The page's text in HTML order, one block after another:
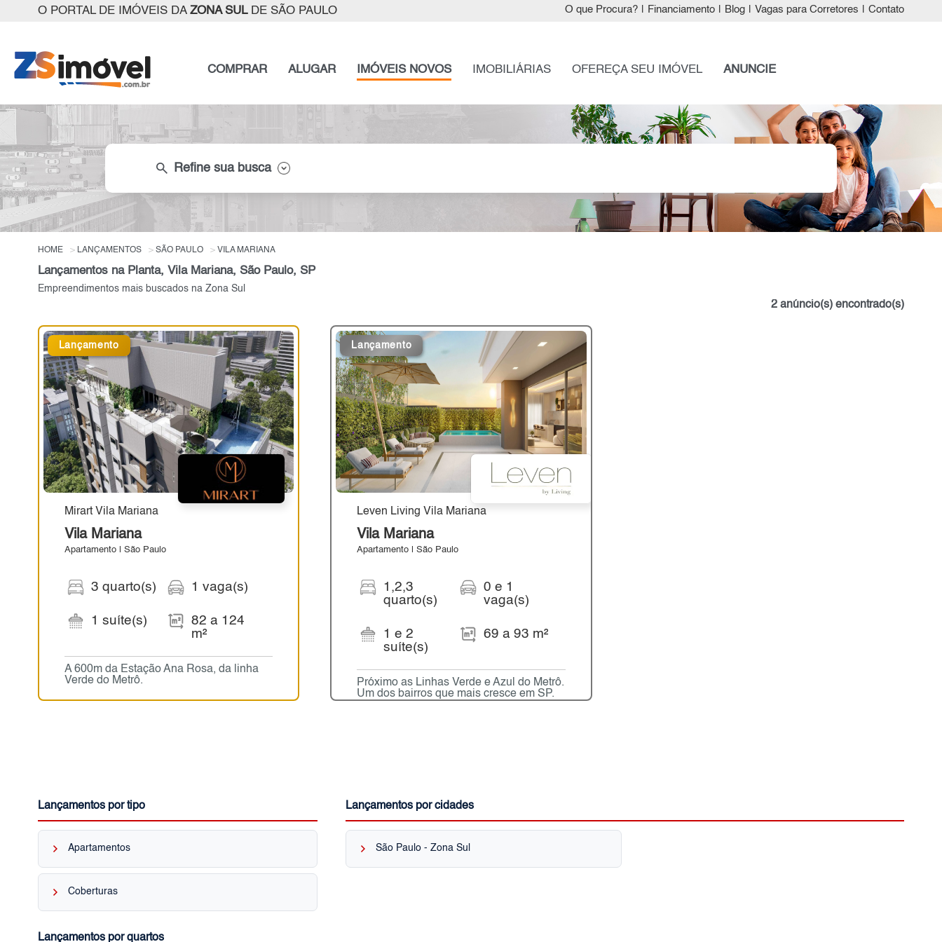
O PORTAL DE IMÓVEIS DA ZONA SULDE SÃO PAULO O que Procura? Financiamento Blog Vagas para Corretores Contato
COMPRAR ALUGAR IMÓVEIS NOVOS IMOBILIÁRIAS OFEREÇA SEU IMÓVEL ANUNCIE
search Refine sua busca
HOME LANÇAMENTOS SÃO PAULO VILA MARIANA
Lançamentos na Planta, Vila Mariana, São Paulo, SP
Empreendimentos mais buscados na Zona Sul
2 anúncio(s) encontrado(s)
Lançamento
Mirart Vila Mariana
Vila Mariana
Apartamento | São Paulo
3 quarto(s)
1 suíte(s)
1 vaga(s)
82 a 124
m²
A 600m da Estação Ana Rosa, da linha
Verde do Metrô.
Lançamento
Leven Living Vila Mariana
Vila Mariana
Apartamento | São Paulo
1,2,3
quarto(s)
1 e 2
suíte(s)
0 e 1
vaga(s)
69 a 93 m²
Próximo as Linhas Verde e Azul do Metrô.
Um dos bairros que mais cresce em SP.
Lançamentos por tipo
keyboard_arrow_right Apartamentos
keyboard_arrow_right Coberturas
Lançamentos por quartos
Lançamentos por cidades
keyboard_arrow_right São Paulo - Zona Sul